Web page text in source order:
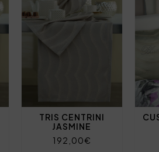
TRIS CENTRINI
JASMINE
192,00€